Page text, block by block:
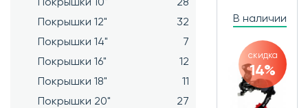
Покрышки 10"
28
Покрышки 12"
32
Покрышки 14"
7
Покрышки 16"
12
Покрышки 18"
11
Покрышки 20"
27
В наличии
скидка
14%